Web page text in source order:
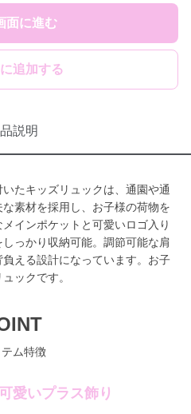
面に進む
追加する
説明
たキッズリュックは、通園や通
素材を採用し、お子様の荷物を
インポケットと可愛いロゴ入り
っかり収納可能。調節可能な肩
える設計になっています。お子
ックです。
ム特徴
愛いプラス飾り